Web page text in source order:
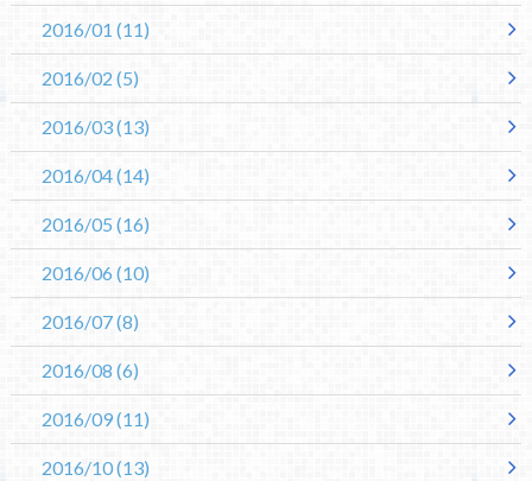
2016/01 (11)
2016/02 (5)
2016/03(13)
2016/04(14)
2016/05 (16)
2016/06(10)
2016/07(8)
2016/08 (6)
2016/09(11)
2016/10(13)